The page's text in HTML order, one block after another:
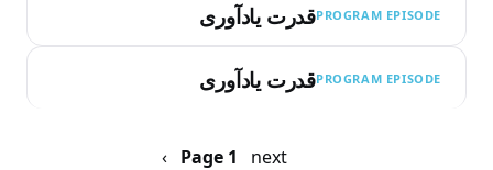
PROGRAM EPISODEقدرت یادآوری
PROGRAM EPISODEقدرت یادآوری
Page 1
صفحه next ›